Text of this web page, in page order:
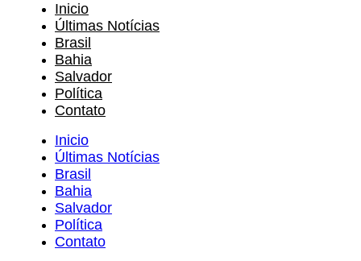
Inicio
Últimas Notícias
Brasil
Bahia
Salvador
Política
Contato
Inicio
Últimas Notícias
Brasil
Bahia
Salvador
Política
Contato